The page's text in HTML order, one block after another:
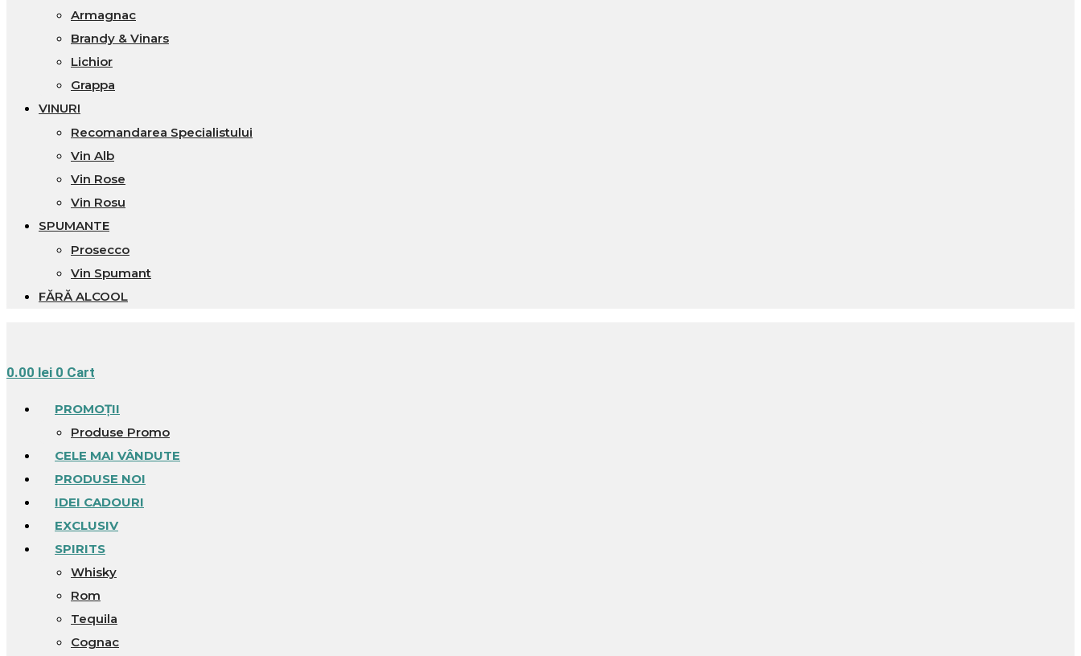
Armagnac
Brandy & Vinars
Lichior
Grappa
VINURI
Recomandarea Specialistului
Vin Alb
Vin Rose
Vin Rosu
SPUMANTE
Prosecco
Vin Spumant
FĂRĂ ALCOOL
0.00 lei 0 Cart
PROMOȚII
Produse Promo
CELE MAI VÂNDUTE
PRODUSE NOI
IDEI CADOURI
EXCLUSIV
SPIRITS
Whisky
Rom
Tequila
Cognac